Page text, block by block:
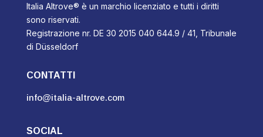
Italia Altrove® è un marchio licenziato e tutti i diritti
sono riservati.
Registrazione nr. DE 30 2015 040 644.9 / 41, Tribunale
di Düsseldorf
CONTATTI
info@italia-altrove.com
SOCIAL